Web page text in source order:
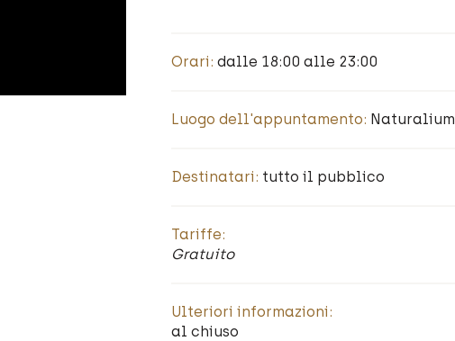
Orari: dalle 18:00 alle 23:00
Luogo dell'appuntamento: Naturalium
Destinatari: tutto il pubblico
Tariffe:
Gratuito
Ulteriori informazioni:
al chiuso